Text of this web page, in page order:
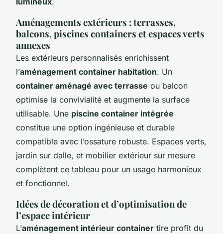
Aménagements extérieurs : terrasses,
balcons, piscines containers et espaces verts
annexes
Les extérieurs personnalisés enrichissent
l’aménagement container habitation. Un
container aménagé avec terrasse ou balcon
optimise la convivialité et augmente la surface
utilisable. Une piscine container intégrée
constitue une option ingénieuse et durable
compatible avec l’ossature robuste. Espaces verts,
jardin sur dalle, et mobilier extérieur sur mesure
complètent ce tableau pour un usage harmonieux
et fonctionnel.
Idées de décoration et d’optimisation de
l’espace intérieur
L’aménagement intérieur container tire profit du